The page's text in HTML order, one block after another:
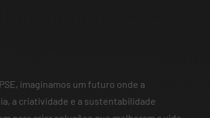
imaginamos um futuro onde a
a criatividade e a sustentabilidade